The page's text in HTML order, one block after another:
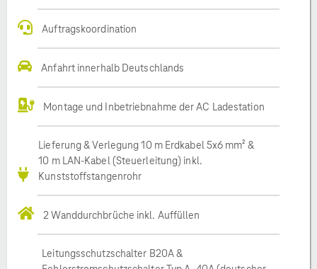
Auftragskoordination
Anfahrt innerhalb Deutschlands
Montage und Inbetriebnahme der AC Ladestation
Lieferung & Verlegung 10 m Erdkabel 5x6 mm² &
10 m LAN-Kabel (Steuerleitung) inkl.
Kunststoffstangenrohr
2 Wanddurchbrüche inkl. Auffüllen
Leitungsschutzschalter B20A &